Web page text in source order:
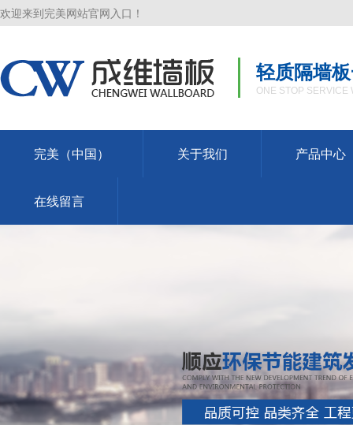
欢迎来到完美网站官网入口！
轻质隔墙
ONE STOP SERVICE
完美（中国） 关于我们 产品中心
在线留言